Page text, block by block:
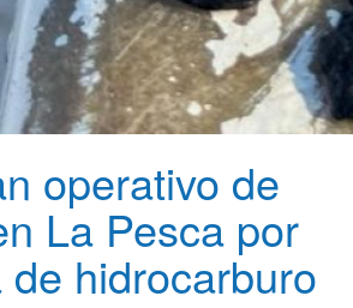
operativo de
La Pesca por
hidrocarburo